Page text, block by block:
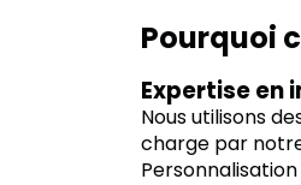
Pourquoi
Expertise en
Nous utilisons
charge par